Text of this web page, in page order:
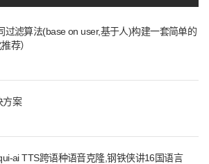
过滤算法(base on user,基于人)构建一套简单的
荐）
方案
ai TTS跨语种语音克隆,钢铁侠讲16国语言